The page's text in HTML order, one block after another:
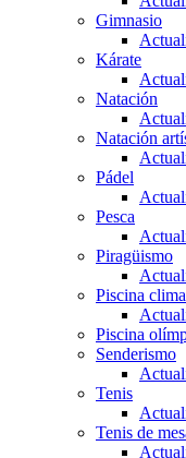
Gimnasio
Kárate
Natación
Natación
Pádel
Pesca
Piragüismo
Piscina
Piscina
Senderismo
Tenis
Tenis de